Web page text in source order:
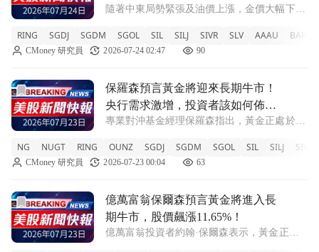
新高
隨著中東局勢緊張及油價上漲，金價大幅下
RING -1.99% SGDJ -2.39% SGDM -2.29%
SGOL -1.98% SIL -2.74% SI
RING SGDJ SGDM SGOL SIL SILJ SIVR SLV AAAU BAR
CMoney 研究員 2026-07-24 02:47 90
前往保羅森預言黃金將迎來長期牛市！央行需求激增，投資
保羅森預言黃金將迎來長期牛市！
央行需求激增，投資者該如何佈
局？
專業對沖基金經理保羅森指出，黃金正處於長
降，黃金需求持續上升。 NG +10.3% NUGT
+7.05% RING +3.46% OUNZ +1.15% SGD
NG NUGT RING OUNZ SGDJ SGDM SGOL SIL SILJ SIVR
CMoney 研究員 2026-07-23 00:04 63
前往億萬富翁保爾森預言黃金將進入長期牛市，股價飆漲
億萬富翁保爾森預言黃金將進入長
期牛市，股價飆漲11.65%！
億萬富翁投資者約翰·保爾森表示，黃金正處